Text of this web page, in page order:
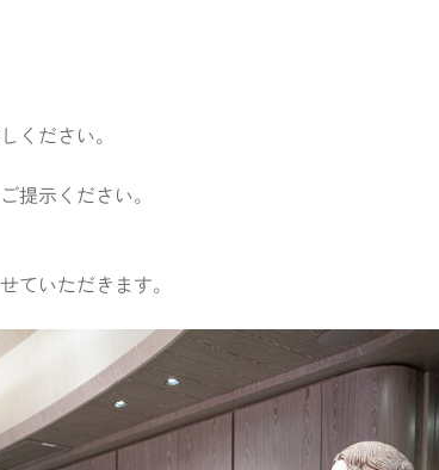
ください。
提示ください。
ていただきます。